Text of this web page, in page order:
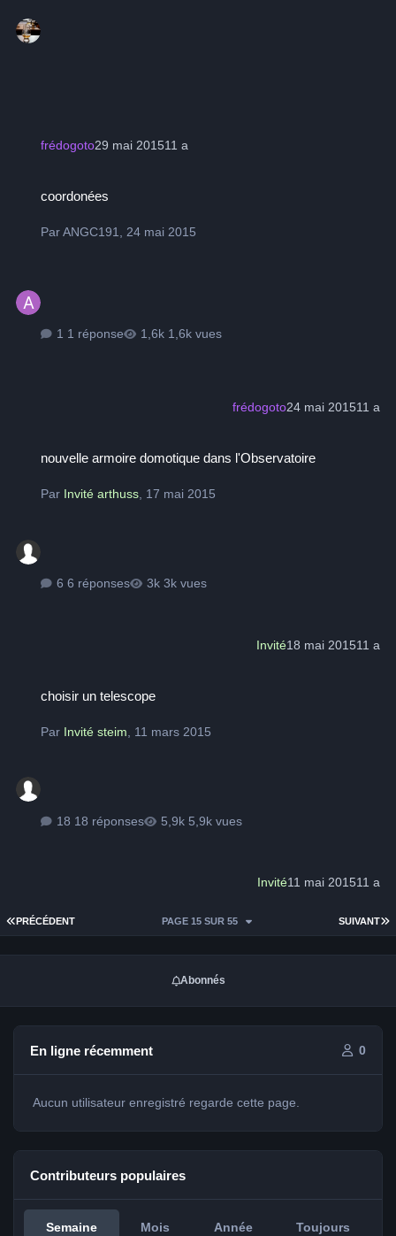
frédogoto29 mai 201511 a
coordonées
ParANGC191 24 mai 2015
1 réponse 1,6k vues
frédogoto24 mai 201511 a
nouvelle armoire domotique dans l'Observatoire
Par Invité arthuss 17 mai 2015
6 réponses 3k vues
Invité18 mai 201511 a
choisir un telescope
Par Invité steim 11 mars 2015
18 réponses 5,9k vues
Invité11 mai 201511 a
PREMIÈRE PAGE
PRÉCÉDENT SUIVANT
PAGE 15 SUR 55
Abonnés
En ligne récemment 0
Aucun utilisateur enregistré regarde cette page.
Contributeurs populaires
Semaine Mois Année Toujours